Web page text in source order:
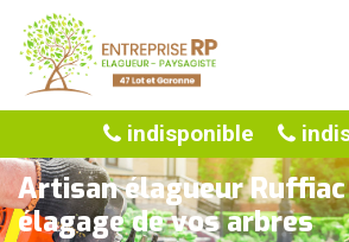
indisponible
Artisan élagueur
élagage de vos arbres